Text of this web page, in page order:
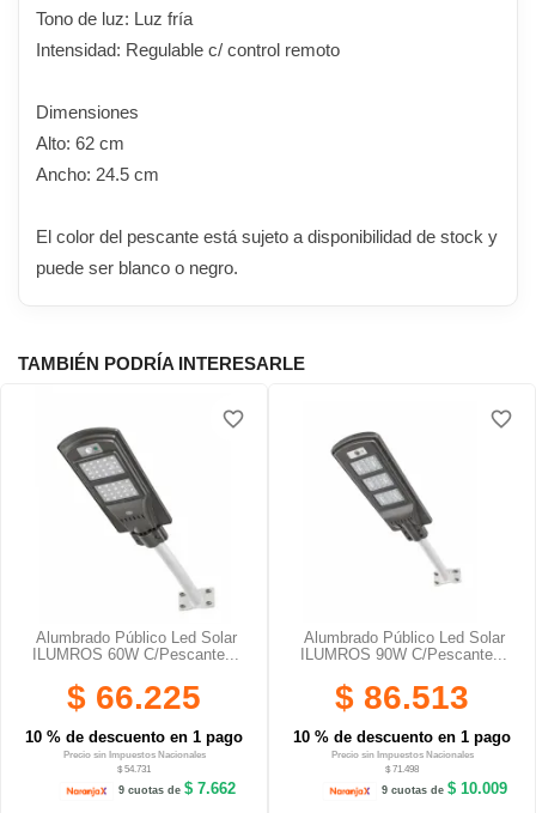
Tono de luz: Luz fría
Intensidad: Regulable c/ control remoto
Dimensiones
Alto: 62 cm
Ancho: 24.5 cm
El color del pescante está sujeto a disponibilidad de stock y
puede ser blanco o negro.
TAMBIÉN PODRÍA INTERESARLE
Alumbrado Público Led Solar
ILUMROS 60W C/pescante...
$ 66.225
10 % de descuento en 1 pago
Precio sin Impuestos Nacionales
$ 54.731
9 cuotas de $ 7.662
favorite_border
Alumbrado Público Led Solar
ILUMROS 90W C/pescante...
$ 86.513
10 % de descuento en 1 pago
Precio sin Impuestos Nacionales
$ 71.498
9 cuotas de$ 10.009
favorite_border